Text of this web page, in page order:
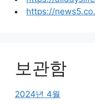
https://
보관함
2024년 4월